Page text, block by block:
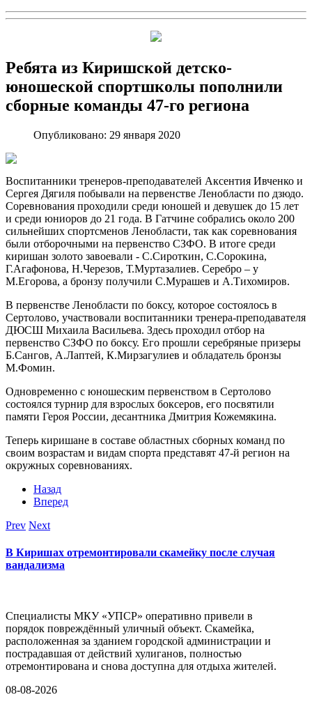
Ребята из Киришской детско-
юношеской спортшколы пополнили
сборные команды 47-го региона
Опубликовано: 29 января 2020
Воспитанники тренеров-преподавателей Аксентия Ивченко и
Сергея Дягиля побывали на первенстве Ленобласти по дзюдо.
Соревнования проходили среди юношей и девушек до 15 лет
и среди юниоров до 21 года. В Гатчине собрались около 200
сильнейших спортсменов Ленобласти, так как соревнования
были отборочными на первенство СЗФО. В итоге среди
киришан золото завоевали - С.Сироткин, С.Сорокина,
Г.Агафонова, Н.Черезов, Т.Муртазалиев. Серебро – у
М.Егорова, а бронзу получили С.Мурашев и А.Тихомиров.
В первенстве Ленобласти по боксу, которое состоялось в
Сертолово, участвовали воспитанники тренера-преподавателя
ДЮСШ Михаила Васильева. Здесь проходил отбор на
первенство СЗФО по боксу. Его прошли серебряные призеры
Б.Сангов, А.Лаптей, К.Мирзагулиев и обладатель бронзы
М.Фомин.
Одновременно с юношеским первенством в Сертолово
состоялся турнир для взрослых боксеров, его посвятили
памяти Героя России, десантника Дмитрия Кожемякина.
Теперь киришане в составе областных сборных команд по
своим возрастам и видам спорта представят 47-й регион на
окружных соревнованиях.
Назад
Вперед
Prev Next
В Киришах отремонтировали скамейку после случая
вандализма
Специалисты МКУ «УПСР» оперативно привели в
порядок повреждённый уличный объект. Скамейка,
расположенная за зданием городской администрации и
пострадавшая от действий хулиганов, полностью
отремонтирована и снова доступна для отдыха жителей.
08-08-2026